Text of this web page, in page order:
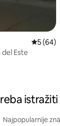
5 (64)
Este
istražiti
Najpopularnije